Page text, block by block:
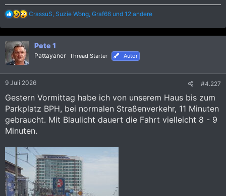
R
a
k
t
o
n
CrassuS Suzie Wong Graf66 und 12 andere
Pete 1
Pattayaner Thread Starter Autor
9 Juli 2026 #4.227
Gestern Vormittag habe ich von unserem Haus bis zum
Parkplatz BPH, bei normalen Straßenverkehr, 11 Minuten
gebraucht. Mit Blaulicht dauert die Fahrt vielleicht 8 - 9
Minuten.